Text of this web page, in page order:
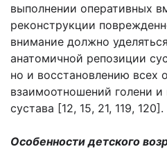
выполнении оперативных
реконструкции
внимание должно
анатомичной репозиции
но и восстановлению всех
взаимоотношений голени и
сустава [12, 15, 21, 119, 120].
Особенности детского